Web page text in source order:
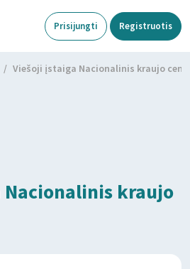
Prisijungti Registruotis
/ Viešoji įstaiga Nacionalinis kraujo
kraujo